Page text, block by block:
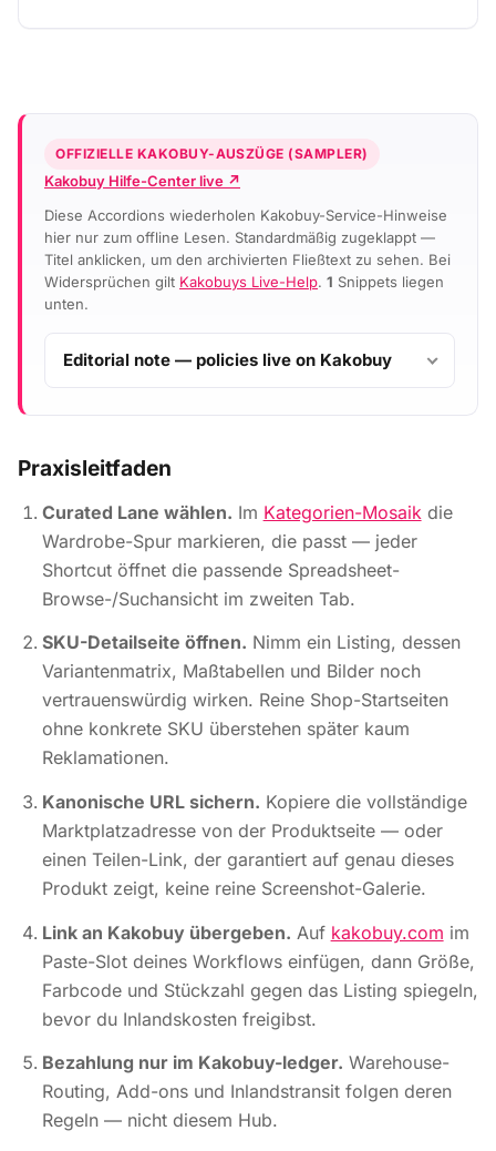
OFFIZIELLE KAKOBUY-AUSZÜGE (SAMPLER)
Kakobuy Hilfe-Center live ↗
Diese Accordions wiederholen Kakobuy-Service-Hinweise
hier nur zum offline Lesen. Standardmäßig zugeklappt —
Titel anklicken, um den archivierten Fließtext zu sehen. Bei
Widersprüchen gilt Kakobuys Live-Help. 1 Snippets liegen
unten.
Editorial note — policies live on Kakobuy
Praxisleitfaden
Curated Lane wählen. Im Kategorien-Mosaik die
Wardrobe-Spur markieren, die passt — jeder
Shortcut öffnet die passende Spreadsheet-
Browse-/Suchansicht im zweiten Tab.
SKU-Detailseite öffnen. Nimm ein Listing, dessen
Variantenmatrix, Maßtabellen und Bilder noch
vertrauenswürdig wirken. Reine Shop-Startseiten
ohne konkrete SKU überstehen später kaum
Reklamationen.
Kanonische URL sichern. Kopiere die vollständige
Marktplatzadresse von der Produktseite — oder
einen Teilen-Link, der garantiert auf genau dieses
Produkt zeigt, keine reine Screenshot-Galerie.
Link an Kakobuy übergeben. Auf kakobuy.com im
Paste-Slot deines Workflows einfügen, dann Größe,
Farbcode und Stückzahl gegen das Listing spiegeln,
bevor du Inlandskosten freigibst.
Bezahlung nur im Kakobuy-ledger. Warehouse-
Routing, Add-ons und Inlandstransit folgen deren
Regeln — nicht diesem Hub.